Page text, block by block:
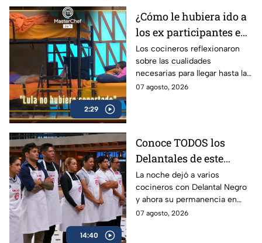
2:29
¿Cómo le hubiera ido a
los ex participantes en
la recta final de
MasterChef 24/7? Julio
y Daniela opinan al
respecto (VIDEO)
Los cocineros reflexionaron
sobre las cualidades
necesarias para llegar hasta las
etapas finales de la
07 agosto, 2026
14:40
Conoce TODOS los
Delantales de este
jueves en MasterChef
24/7
La noche dejó a varios
cocineros con Delantal Negro
y ahora su permanencia en
MasterChef 24/7 está en
07 agosto, 2026